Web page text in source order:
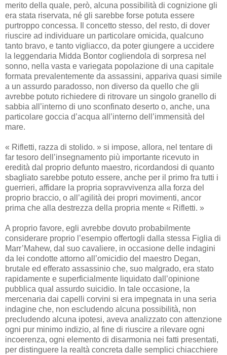
merito della quale, però, alcuna possibilità di cognizione gli
era stata riservata, né gli sarebbe forse potuta essere
purtroppo concessa. Il concetto stesso, del resto, di dover
riuscire ad individuare un particolare omicida, qualcuno
tanto bravo, e tanto vigliacco, da poter giungere a uccidere
la leggendaria Midda Bontor cogliendola di sorpresa nel
sonno, nella vasta e variegata popolazione di una capitale
formata prevalentemente da assassini, appariva quasi simile
a un assurdo paradosso, non diverso da quello che gli
avrebbe potuto richiedere di ritrovare un singolo granello di
sabbia all’interno di uno sconfinato deserto o, anche, una
particolare goccia d’acqua all’interno dell’immensità del
mare.
« Rifletti, razza di stolido. » si impose, allora, nel tentare di
far tesoro dell’insegnamento più importante ricevuto in
eredità dal proprio defunto maestro, ricordandosi di quanto
sbagliato sarebbe potuto essere, anche per il primo fra tutti i
guerrieri, affidare la propria sopravvivenza alla forza del
proprio braccio, o all’agilità dei propri movimenti, ancor
prima che alla destrezza della propria mente « Rifletti. »
A proprio favore, egli avrebbe dovuto probabilmente
considerare proprio l’esempio offertogli dalla stessa Figlia di
Marr’Mahew, dal suo cavaliere, in occasione delle indagini
da lei condotte attorno all’omicidio del maestro Degan,
brutale ed efferato assassinio che, suo malgrado, era stato
rapidamente e superficialmente liquidato dall’opinione
pubblica qual assurdo suicidio. In tale occasione, la
mercenaria dai capelli corvini si era impegnata in una seria
indagine che, non escludendo alcuna possibilità, non
precludendo alcuna ipotesi, aveva analizzato con attenzione
ogni pur minimo indizio, al fine di riuscire a rilevare ogni
incoerenza, ogni elemento di disarmonia nei fatti presentati,
per distinguere la realtà concreta dalle semplici chiacchiere